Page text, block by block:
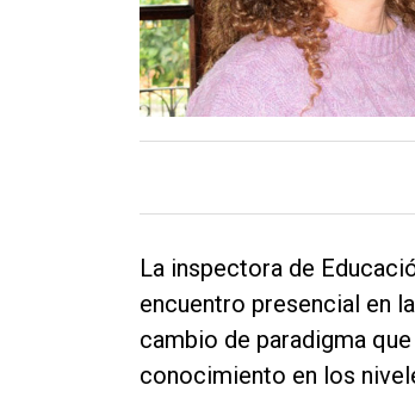
La inspectora de
encuentro presencial en
cambio de paradigma
conocimiento en los